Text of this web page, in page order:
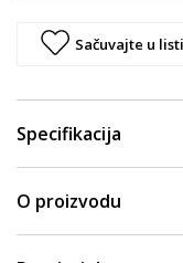
Sačuvajte u
Specifikacija
O proizvodu